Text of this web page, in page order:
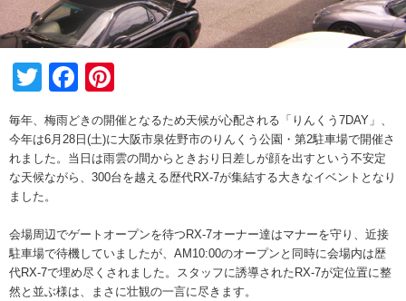
TwitterFacebook
毎年、梅雨どきの開催となるため天候が心配される「りんくう7DAY」、
今年は6月28日(土)に大阪市泉佐野市のりんくう公園・第2駐車場で開催さ
れました。当日は雨雲の間からときおり日差しが顔を出すという不安定
な天候ながら、300台を越える歴代RX-7が集結する大きなイベントとなり
ました。
会場周辺でゲートオープンを待つRX-7オーナー達はマナーを守り、近接
駐車場で待機していましたが、AM10:00のオープンと同時に会場内は歴
代RX-7で埋め尽くされました。スタッフに誘導されたRX-7が定位置に整
然と並ぶ様は、まさに壮観の一言に尽きます。